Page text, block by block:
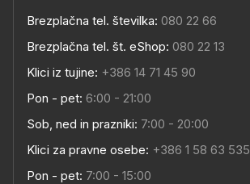
Brezplačna tel. številka: 080 22 66
Brezplačna tel. št. eShop: 080 22 13
Klici iz tujine: +386 14 71 45 90
Pon - pet: 6:00 - 21:00
Sob, ned in prazniki: 7:00 - 20:00
Klici za pravne osebe: +386 1 58 63 535
Pon - pet: 7:00 - 15:00